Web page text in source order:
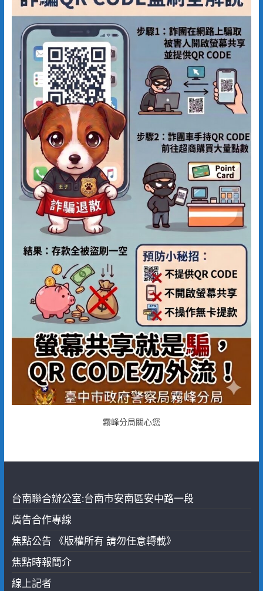
霧峰分局關心您
台南聯合辦公室:台南市安南區安中路一段
廣告合作專線
焦點公告 《版權所有 請勿任意轉載》
焦點時報簡介
線上記者